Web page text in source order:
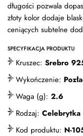
długości pozwala
złoty kolor dodaje
ceniących subtelne
SPECYFIKACJA PRODUKTU
Kruszec: Srebro
Wykończenie:
Waga (g): 2.6
Rodzaj: Celebrytka
Kod produktu: N-